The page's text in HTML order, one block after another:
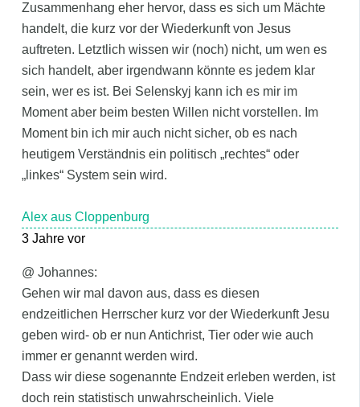
Zusammenhang eher hervor, dass es sich um Mächte
handelt, die kurz vor der Wiederkunft von Jesus
auftreten. Letztlich wissen wir (noch) nicht, um wen es
sich handelt, aber irgendwann könnte es jedem klar
sein, wer es ist. Bei Selenskyj kann ich es mir im
Moment aber beim besten Willen nicht vorstellen. Im
Moment bin ich mir auch nicht sicher, ob es nach
heutigem Verständnis ein politisch „rechtes“ oder
„linkes“ System sein wird.
Alex aus Cloppenburg
3 Jahre vor
@ Johannes:
Gehen wir mal davon aus, dass es diesen
endzeitlichen Herrscher kurz vor der Wiederkunft Jesu
geben wird- ob er nun Antichrist, Tier oder wie auch
immer er genannt werden wird.
Dass wir diese sogenannte Endzeit erleben werden, ist
doch rein statistisch unwahrscheinlich. Viele